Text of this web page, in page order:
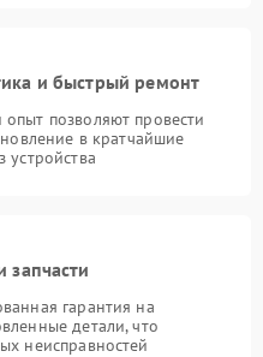
и быстрый ремонт
позволяют провести
в кратчайшие
запчасти
гарантия на
детали, что
неисправностей